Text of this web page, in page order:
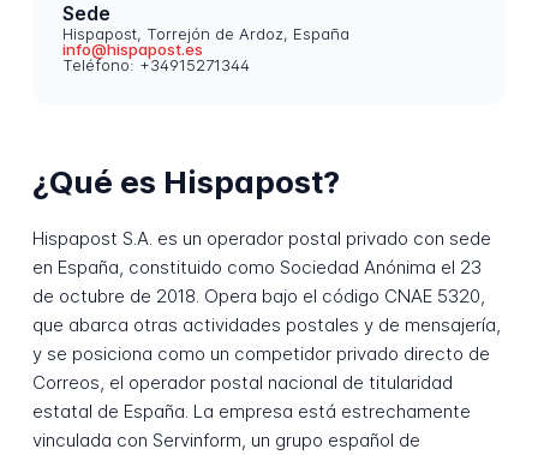
Sede
Hispapost, Torrejón de Ardoz, España
info@hispapost.es
Teléfono: +34915271344
¿Qué es Hispapost?
Hispapost S.A. es un operador postal privado con sede
en España, constituido como Sociedad Anónima el 23
de octubre de 2018. Opera bajo el código CNAE 5320,
que abarca otras actividades postales y de mensajería,
y se posiciona como un competidor privado directo de
Correos, el operador postal nacional de titularidad
estatal de España. La empresa está estrechamente
vinculada con Servinform, un grupo español de